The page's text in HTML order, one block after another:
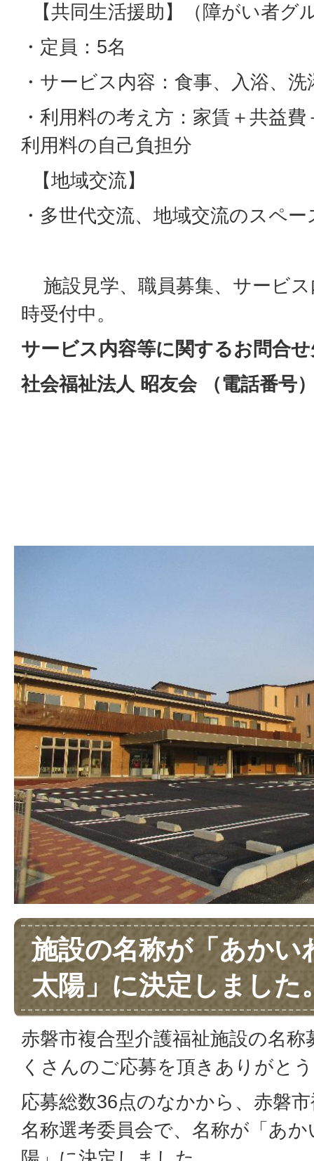
【共同生活援助】（障がい者グ
・定員：5名
・サービス内容：食事、入浴、
・利用料の考え方：家賃＋共益
利用料の自己負担分
【地域交流】
・多世代交流、地域交流のスペー
施設見学、職員募集、サービス
時受付中。
サービス内容等に関するお問合
社会福祉法人 昭友会 （電話番号
施設の名称が「あかい
太陽」に決定しました
赤磐市複合型介護福祉施設の名
くさんのご応募を頂きありがと
応募総数36点のなかから、赤磐
名称選考委員会で、名称が「あ